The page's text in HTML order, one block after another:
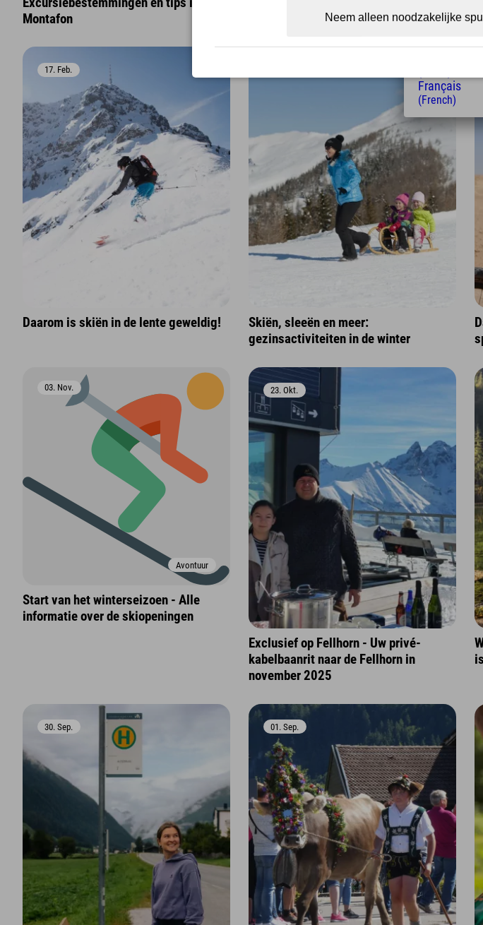
Montafon
17. Feb.
Daarom is skiën in de lente geweldig!
Skiën, sleeën en meer:
gezinsactiviteiten in de winter
Avontuur
03. Nov.
Start van het winterseizoen - Alle
informatie over de skiopeningen
23. Okt.
Exclusief op Fellhorn - Uw privé-
kabelbaanrit naar de Fellhorn in
november 2025
30. Sep. 01. Sep.
Neem alleen noodzakelijke
(Polish)
(Hungarian)
Français
(French)